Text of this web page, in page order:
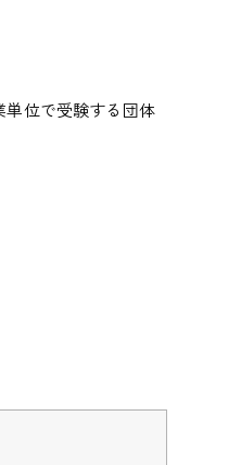
位で受験する団体